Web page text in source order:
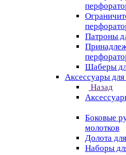
Патроны
Шаберы
Аксессуары
Назад
Боковые
молотков
Долота
Наборы